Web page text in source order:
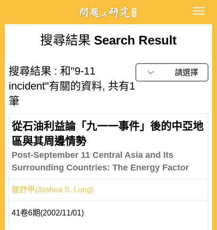
搜尋結果 Search Result
搜尋結果 : 和"9-11
incident"有關的資料, 共有1
筆
請選擇
從石油利益論「九一一事件」後的中亞地
區與其周邊情勢
Post-September 11 Central Asia and Its
Surrounding Countries: The Energy Factor
龍舒甲(Joshua S. Lung)
41卷6期(2002/11/01)